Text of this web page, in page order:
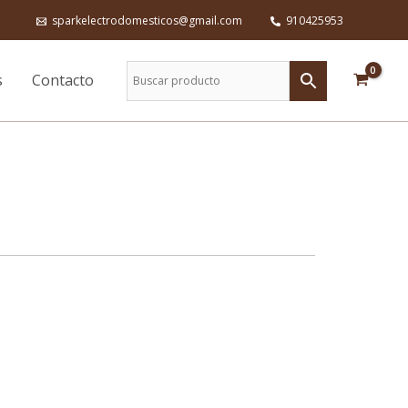
sparkelectrodomesticos@gmail.com 910425953
Contacto